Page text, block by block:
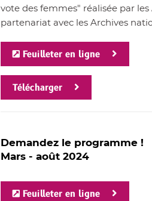
vote des femmes" réalisée par
partenariat avec les Archives
Feuilleter en ligne
Télécharger
Demandez le programme !
Mars - août 2024
Feuilleter en ligne